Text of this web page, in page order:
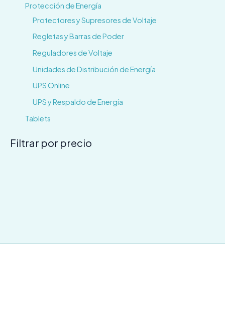
Protección de Energía
Protectores y Supresores de Voltaje
Regletas y Barras de Poder
Reguladores de Voltaje
Unidades de Distribución de Energía
UPS Online
UPS y Respaldo de Energía
Tablets
Filtrar por precio